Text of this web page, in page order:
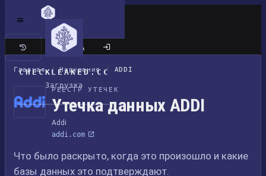
CHECKLEAKED.CC
Загрузка
Классический сайт
Главная / Нарушения / ADDI
РЕЕСТР УТЕЧЕК
Утечка данных ADDI
Addi
addi.com
Что было раскрыто, когда это произошло и какие
базы данных это подтверждают.